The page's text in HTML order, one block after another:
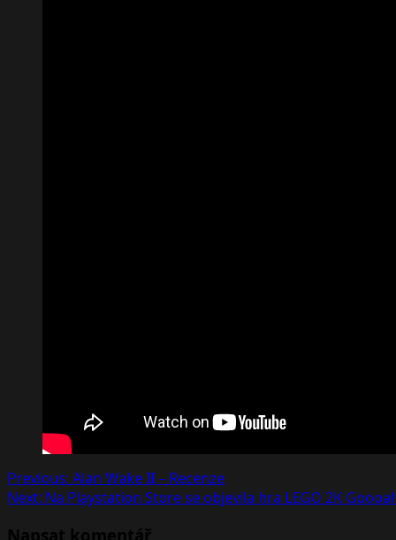
Post
navigation
Previous: Alan Wake II – Recenze
Next: Na Playstation Store se objevila hra LEGO 2K
Napsat komentář